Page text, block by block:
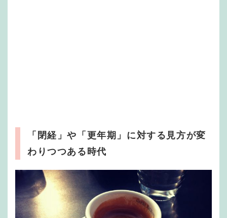
「閉経」や「更年期」に対する見方が変
わりつつある時代